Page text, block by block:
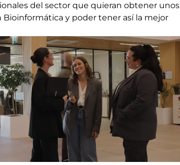
del sector que quieran obtener unos
y poder tener así la mejor